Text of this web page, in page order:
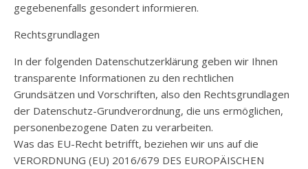
gegebenenfalls gesondert informieren.
Rechtsgrundlagen
In der folgenden Datenschutzerklärung geben wir Ihnen
transparente Informationen zu den rechtlichen
Grundsätzen und Vorschriften, also den Rechtsgrundlagen
der Datenschutz-Grundverordnung, die uns ermöglichen,
personenbezogene Daten zu verarbeiten.
Was das EU-Recht betrifft, beziehen wir uns auf die
VERORDNUNG (EU) 2016/679 DES EUROPÄISCHEN